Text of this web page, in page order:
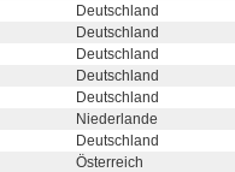
Deutschland
Deutschland
Deutschland
Deutschland
Deutschland
Niederlande
Deutschland
Österreich